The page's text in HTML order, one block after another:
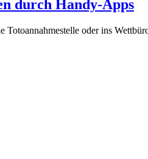
durch Handy-Apps
oder ins